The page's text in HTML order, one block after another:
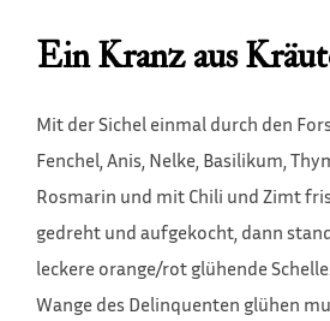
Ein Kranz aus
Mit der Sichel einmal durch den
Fenchel, Anis, Nelke, Basilikum,
Rosmarin und mit Chili und Zimt
gedreht und aufgekocht, dann
leckere orange/rot glühende
Wange des Delinquenten glühen